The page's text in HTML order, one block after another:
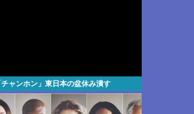
ャンホン」東日本の盆休み潰す